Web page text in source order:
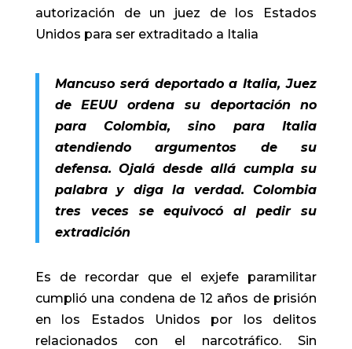
autorización de un juez de los Estados
Unidos para ser extraditado a Italia
Mancuso será deportado a Italia, Juez
de EEUU ordena su deportación no
para Colombia, sino para Italia
atendiendo argumentos de su
defensa. Ojalá desde allá cumpla su
palabra y diga la verdad. Colombia
tres veces se equivocó al pedir su
extradición
Es de recordar que el exjefe paramilitar
cumplió una condena de 12 años de prisión
en los Estados Unidos por los delitos
relacionados con el narcotráfico. Sin